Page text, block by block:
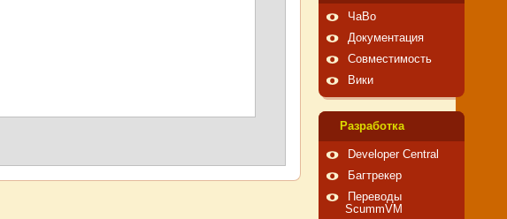
ЧаВо
Документация
Совместимость
Вики
Pазработка
Developer Central
Багтрекер
Переводы
ScummVM